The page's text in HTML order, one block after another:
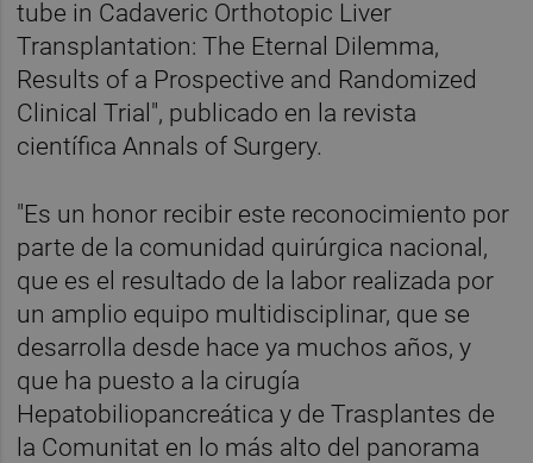
tube in Cadaveric Orthotopic Liver
Transplantation: The Eternal Dilemma,
Results of a Prospective and Randomized
Clinical Trial", publicado en la revista
científica Annals of Surgery.
"Es un honor recibir este reconocimiento por
parte de la comunidad quirúrgica nacional,
que es el resultado de la labor realizada por
un amplio equipo multidisciplinar, que se
desarrolla desde hace ya muchos años, y
que ha puesto a la cirugía
Hepatobiliopancreática y de Trasplantes de
la Comunitat en lo más alto del panorama